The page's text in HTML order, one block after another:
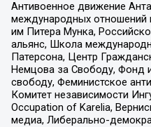
Антивоенное движение
международных отношений
им Питера Мунка,
альянс, Школа
Патерсона, Центр
Немцова за Свободу, Фонд
свободу, Феминистское
Комитет независимости
Occupation of Karelia,
медиа, Либерально-